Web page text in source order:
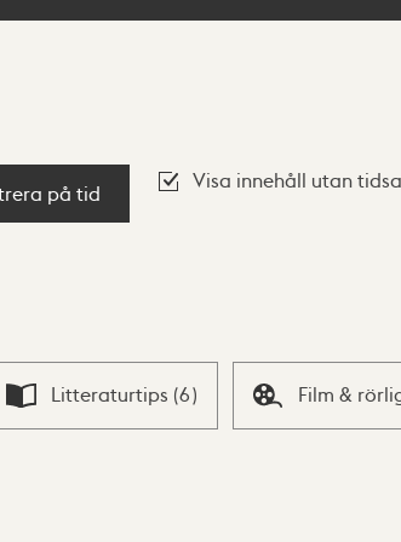
på tid
Visa innehåll utan
Litteraturtips (6) Film &